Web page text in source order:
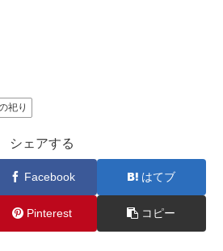
祀り
シェアする
Facebook はてブ
Pinterest コピー